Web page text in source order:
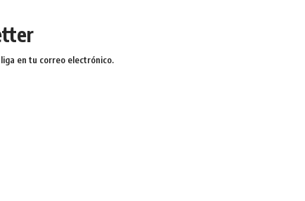
en tu correo electrónico.